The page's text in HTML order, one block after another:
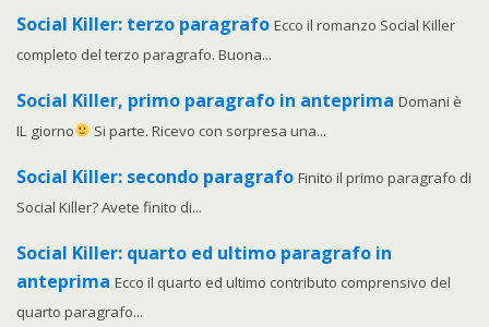
Social Killer: terzo paragrafo Ecco il romanzo Social Killer
completo del terzo paragrafo. Buona...
Social Killer, primo paragrafo in anteprima Domani è
IL giorno
Si parte. Ricevo con sorpresa una...
Social Killer: secondo paragrafo Finito il primo paragrafo di
Social Killer? Avete finito di...
Social Killer: quarto ed ultimo paragrafo in
anteprima Ecco il quarto ed ultimo contributo comprensivo del
quarto paragrafo...